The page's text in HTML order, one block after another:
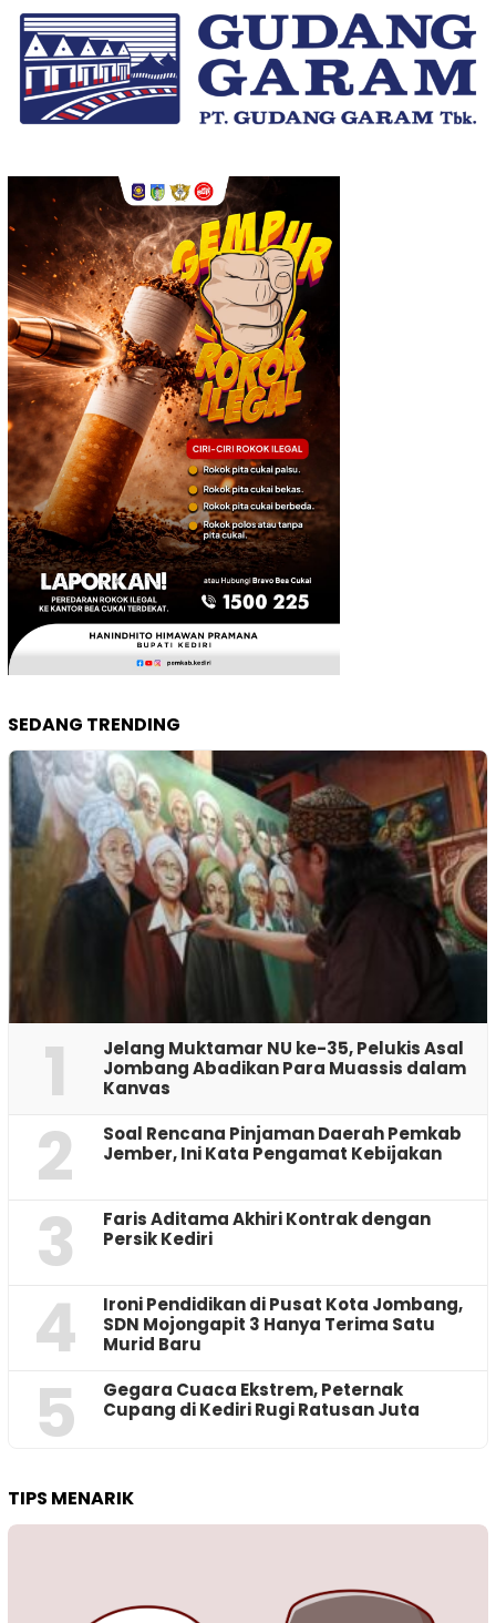
SEDANG TRENDING
1
Jelang Muktamar NU ke-35, Pelukis Asal
Jombang Abadikan Para Muassis dalam
Kanvas
2
‎Soal Rencana Pinjaman Daerah Pemkab
Jember, Ini Kata Pengamat Kebijakan ‎
3
Faris Aditama Akhiri Kontrak dengan
Persik Kediri
4
Ironi Pendidikan di Pusat Kota Jombang,
SDN Mojongapit 3 Hanya Terima Satu
Murid Baru
5
‎Gegara Cuaca Ekstrem, Peternak
Cupang di Kediri Rugi Ratusan Juta
TIPS MENARIK